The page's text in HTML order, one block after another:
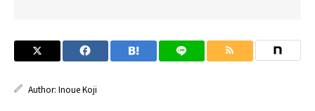
Author: Inoue Koji